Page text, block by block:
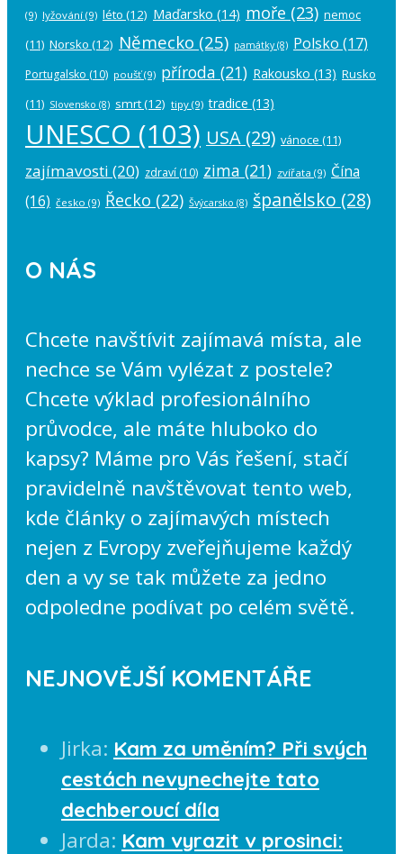
(9) lyžování (9) léto (12) Maďarsko (14) moře (23) nemoc
(11) Norsko (12) Německo (25) památky(8) Polsko (17)
Portugalsko (10) poušť(9) příroda (21) Rakousko (13) Rusko
(11) Slovensko (8) smrt(12) tipy (9) tradice (13)
UNESCO (103) USA (29) vánoce (11)
zajímavosti (20) zdraví (10) zima (21) zvířata (9) Čína
(16) česko (9) Řecko (22) Švýcarsko (8) španělsko (28)
O NÁS
Chcete navštívit zajímavá místa, ale
nechce se Vám vylézat z postele?
Chcete výklad profesionálního
průvodce, ale máte hluboko do
kapsy? Máme pro Vás řešení, stačí
pravidelně navštěvovat tento web,
kde články o zajímavých místech
nejen z Evropy zveřejňujeme každý
den a vy se tak můžete za jedno
odpoledne podívat po celém světě.
NEJNOVĚJŠÍ KOMENTÁŘE
Jirka: Kam za uměním? Při svých
cestách nevynechejte tato
dechberoucí díla
Jarda: Kam vyrazit v prosinci: